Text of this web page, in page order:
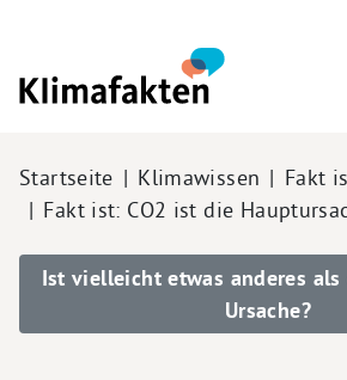
Pfadnavigation
Startseite Klimawissen
Fakt
Fakt ist: CO2 ist die
Ist vielleicht etwas anderes als
Ursache?